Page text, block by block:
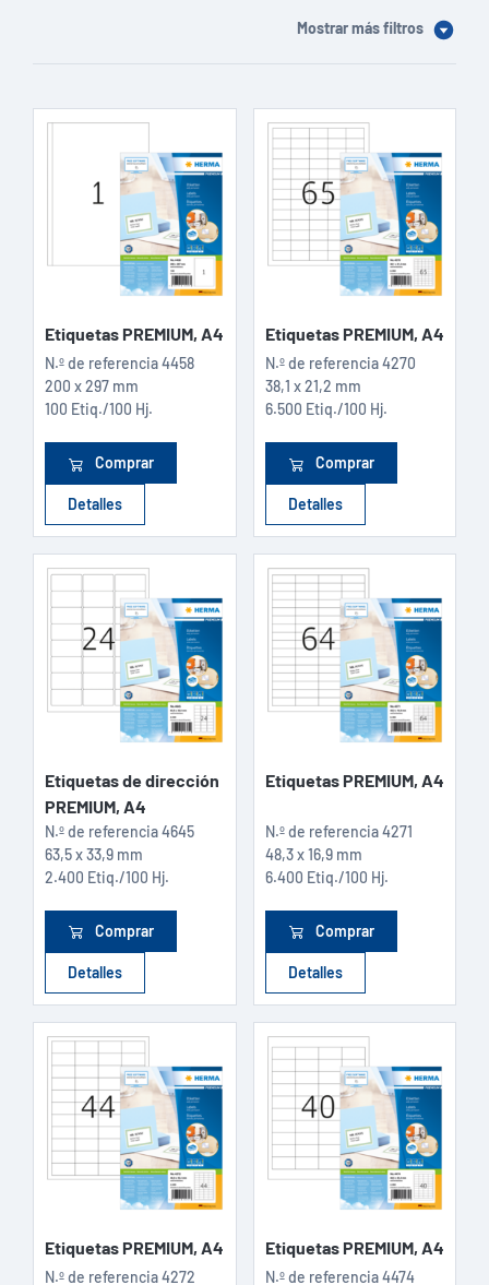
Mostrar más filtros
Etiquetas PREMIUM, A4
N.º de referencia4458
200 x 297 mm
100 Etiq./100 Hj.
Comprar
Detalles
Etiquetas PREMIUM, A4
N.º de referencia 4270
38,1 x 21,2 mm
6.500 Etiq./100 Hj.
Comprar
Detalles
Etiquetas de dirección
PREMIUM, A4
N.º de referencia4645
63,5 x 33,9 mm
2.400 Etiq./100 Hj.
Comprar
Detalles
Etiquetas PREMIUM, A4
N.º de referencia 4271
48,3 x 16,9 mm
6.400 Etiq./100 Hj.
Comprar
Detalles
Etiquetas PREMIUM, A4
N.º de referencia4272
Etiquetas PREMIUM, A4
N.º de referencia 4474